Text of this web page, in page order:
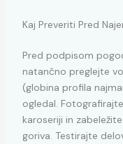
Kaj Preveriti Pred
Pred podpisom
natančno preglejte
(globina profila
ogledal.
karoseriji in
goriva. Testirajte